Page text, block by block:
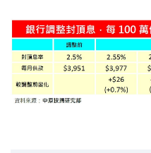
轉按計算
置業預算